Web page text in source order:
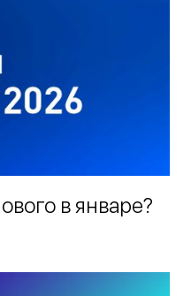
в январе?